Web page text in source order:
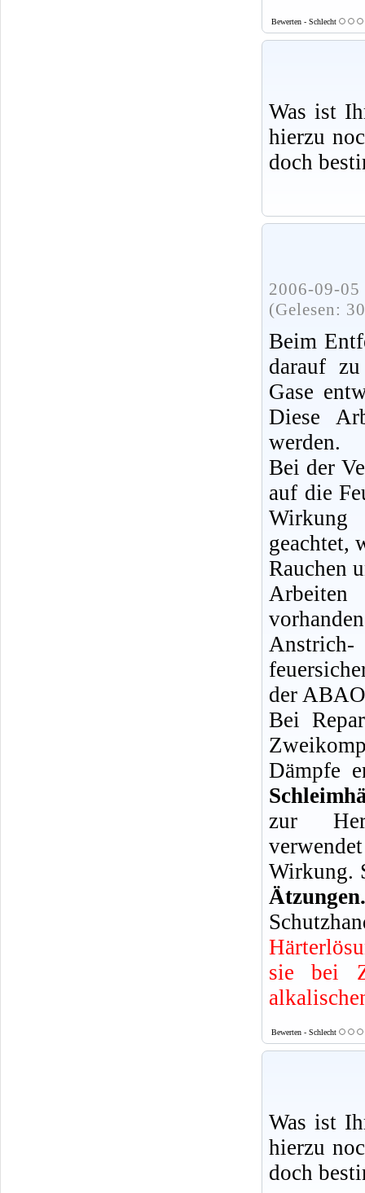
Bewerten - Schlecht
Was ist
hierzu
doch
2006-09-
(Gelesen:
Beim
darauf zu
Gase
Diese
werden.
Bei der
auf die
Wirkung
geachtet,
Rauchen
Arbeiten
der
Bei
Dämpfe
zur
Wirkung.
sie bei
Bewerten - Schlecht
Was ist
hierzu
doch